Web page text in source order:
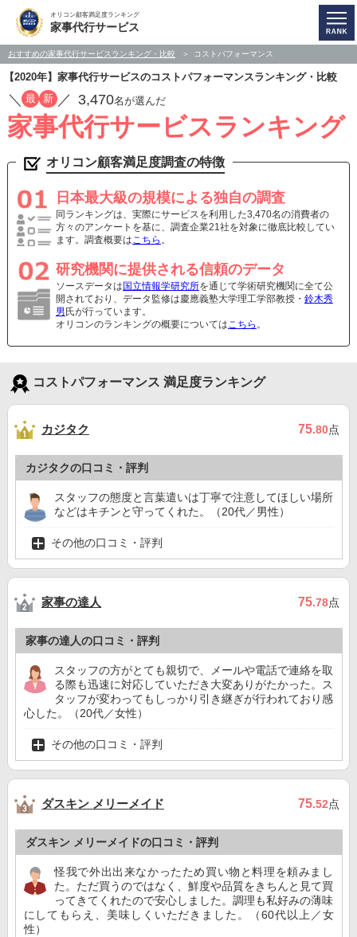
オリコン顧客満足度ランキング
家事代行サービス
おすすめの家事代行サービスランキング・比較 コストパフォーマンス
【2020年】家事代行サービスのコストパフォーマンスランキング・比較
／ 最 新 ／ 3,470名が選んだ
家事代行サービスランキング
オリコン顧客満足度調査の特徴
日本最大級の規模による独自の調査
同ランキングは、実際にサービスを利用した3,470名の消費者の
方々のアンケートを基に、調査企業21社を対象に徹底比較してい
ます。調査概要はこちら 。
研究機関に提供される信頼のデータ
ソースデータは 国立情報学研究所を通じて学術研究機関に全て公
開されており、データ監修は慶應義塾大学理工学部教授・ 鈴木秀
男 氏が行っています。
オリコンのランキングの概要についてはこちら 。
コストパフォーマンス 満足度ランキング
カジタク 75.80点
カジタクの口コミ・評判
スタッフの態度と言葉遣いは丁寧で注意してほしい場所
などはキチンと守ってくれた。（20代／男性）
その他の口コミ・評判
家事の達人 75.78点
家事の達人の口コミ・評判
スタッフの方がとても親切で、メールや電話で連絡を取
る際も迅速に対応していただき大変ありがたかった。ス
タッフが変わってもしっかり引き継ぎが行われており感
心した。（20代／女性）
その他の口コミ・評判
ダスキン メリーメイド 75.52点
ダスキン メリーメイドの口コミ・評判
怪我で外出出来なかったため買い物と料理を頼みまし
た。ただ買うのではなく、鮮度や品質をきちんと見て買
ってきてくれたので安心しました。調理も私好みの薄味
にしてもらえ、美味しくいただきました。（60代以上／女
性）